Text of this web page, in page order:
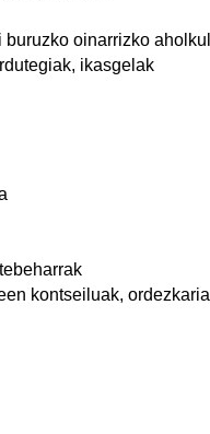
buruzko oinarrizko
ikasgelak
kontseiluak,